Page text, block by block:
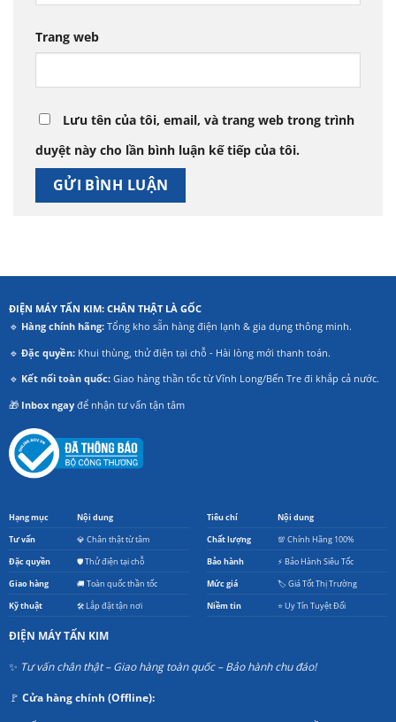
Trang web
Lưu tên của tôi, email, và trang web trong trình
duyệt này cho lần bình luận kế tiếp của tôi.
ĐIỆN MÁY TẤN KIM: CHÂN THẬT LÀ GỐC
🔹 Hàng chính hãng:Tổng kho sẵn hàng điện lạnh & gia dụng thông minh.
🔹 Đặc quyền:Khui thùng, thử điện tại chỗ - Hài lòng mới thanh toán.
🔹 Kết nối toàn quốc:Giao hàng thần tốc từ Vĩnh Long/Bến Tre đi khắp cả nước.
🎁 Inbox ngayđể nhận tư vấn tận tâm
Hạng mục Nội dung
Tư vấn 💎 Chân thật từ tâm
Đặc quyền 🛡️ Thử điện tại chỗ
Giao hàng 🚚 Toàn quốc thần tốc
Kỹ thuật 🛠️ Lắp đặt tận nơi
Tiêu chí Nội dung
Chất lượng 💯 Chính Hãng 100%
Bảo hành ⚡ Bảo Hành Siêu Tốc
Mức giá 🏷️ Giá Tốt Thị Trường
Niềm tin ⭐ Uy Tín Tuyệt Đối
ĐIỆN MÁY TẤN KIM
✨ Tư vấn chân thật – Giao hàng toàn quốc – Bảo hành chu đáo!
🚩 Cửa hàng chính (Offline):